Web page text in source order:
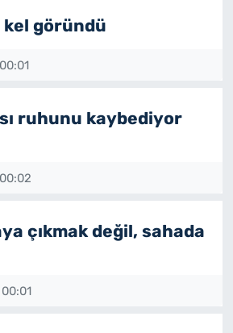
göründü
ruhunu kaybediyor
çıkmak değil, sahada